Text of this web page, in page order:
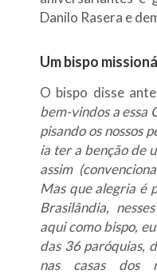
Danilo Rasera e
Um bispo
O bispo disse
bem-vindos a essa
pisando os nossos
ia ter a benção de
assim
Mas que alegria é
Brasilândia,
aqui como bispo,
das 36 paróquias,
nas casas dos